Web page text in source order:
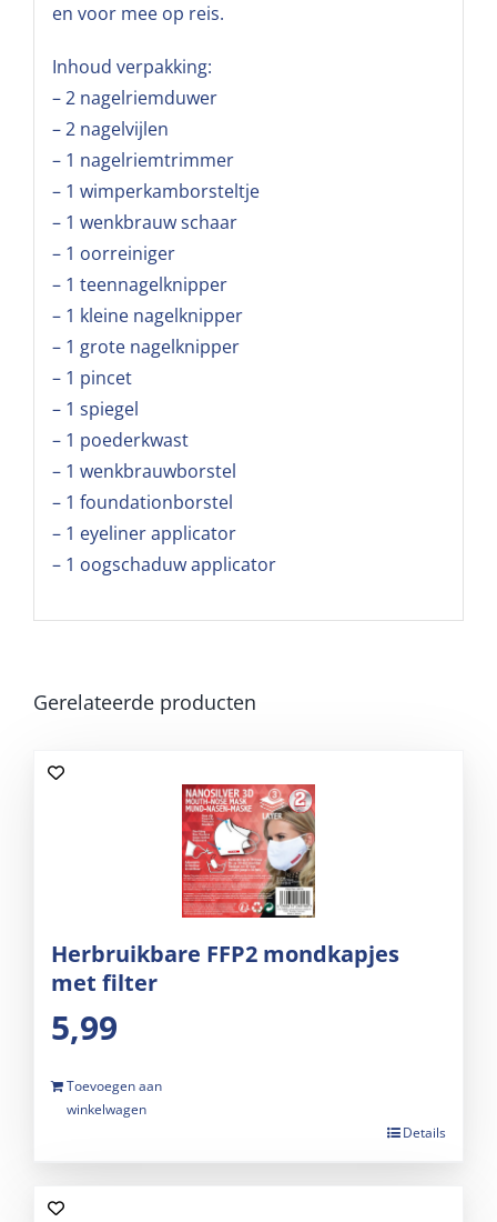
en voor mee op reis.
Inhoud verpakking:
– 2 nagelriemduwer
– 2 nagelvijlen
– 1 nagelriemtrimmer
– 1 wimperkamborsteltje
– 1 wenkbrauw schaar
– 1 oorreiniger
– 1 teennagelknipper
– 1 kleine nagelknipper
– 1 grote nagelknipper
– 1 pincet
– 1 spiegel
– 1 poederkwast
– 1 wenkbrauwborstel
– 1 foundationborstel
– 1 eyeliner applicator
– 1 oogschaduw applicator
Gerelateerde producten
Herbruikbare FFP2 mondkapjes
met filter
5,99
Toevoegen aan
winkelwagen
Details